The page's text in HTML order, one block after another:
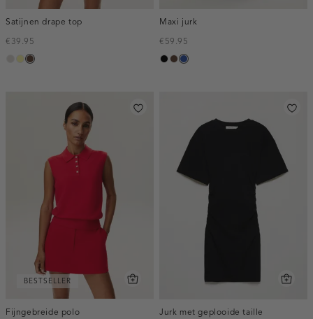
Satijnen drape top
€39.95
taupe,
lichtgeel
donkerbruin
Maxi jurk
€59.95
zwart
donkerbruin
kobaltblauw
BESTSELLER
Fijngebreide polo
Jurk met geplooide taille